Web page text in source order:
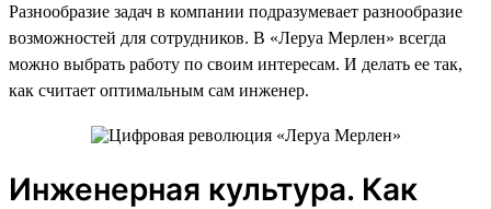
Разнообразие задач в компании подразумевает разнообразие
возможностей для сотрудников. В «Леруа Мерлен» всегда
можно выбрать работу по своим интересам. И делать ее так,
как считает оптимальным сам инженер.
Инженерная культура. Как